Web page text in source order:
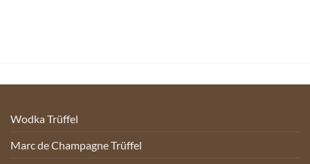
Wodka Trüffel
Marc de Champagne Trüffel